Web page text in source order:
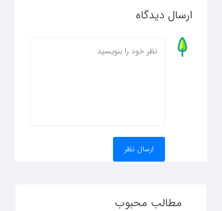
ارسال دیدگاه
مطالب محبوب